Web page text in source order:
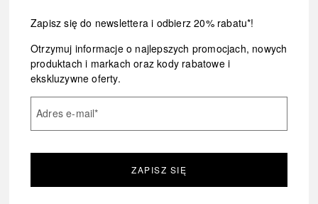
Zapisz się do newslettera i odbierz 20% rabatu*!
Otrzymuj informacje o najlepszych promocjach, nowych
produktach i markach oraz kody rabatowe i
ekskluzywne oferty.
Adres e-mail*
ZAPISZ SIĘ